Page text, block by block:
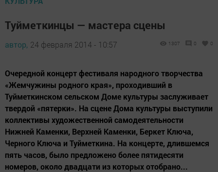
Туйметкинцы — мастера сцены
автор, 24 февраля 2014 - 10:57 1307 0 0
Очередной концерт фестиваля народного творчества
«Жемчужины родного края», проходивший в
Туйметкинском сельском Доме культуры заслуживает
твердой «пятерки». На сцене Дома культуры выступили
коллективы художественной самодеятельности
Нижней Каменки, Верхней Каменки, Беркет Ключа,
Черного Ключа и Туйметкина. На концерте, длившемся
пять часов, было предложено более пятидесяти
номеров, около двадцати из которых отобрано...